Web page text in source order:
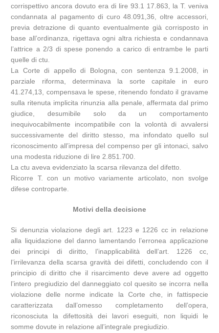
corrispettivo ancora dovuto era di lire 93.1 17.863, la T. veniva
condannata al pagamento di curo 48.091,36, oltre accessori,
previa detrazione di quanto eventualmente già corrisposto in
base all’ordinanza, rigettava ogni altra richiesta e condannava
l’attrice a 2/3 di spese ponendo a carico di entrambe le parti
quelle di ctu.
La Corte di appello di Bologna, con sentenza 9.1.2008, in
parziale riforma, determinava la sorte capitale in euro
41.274,13, compensava le spese, ritenendo fondato il gravame
sulla ritenuta implicita rinunzia alla penale, affermata dal primo
giudice, desumibile solo da un comportamento
inequivocabilmente incompatibile con la volontà di avvalersi
successivamente del diritto stesso, ma infondato quello sul
riconoscimento all’impresa del compenso per gli intonaci, salvo
una modesta riduzione di lire 2.851.700.
La ctu aveva evidenziato la scarsa rilevanza del difetto.
Ricorre T. con un motivo variamente articolato, non svolge
difese controparte.
Motivi della decisione
Si denunzia violazione degli art. 1223 e 1226 cc in relazione
alla liquidazione del danno lamentando l’erronea applicazione
dei principi di diritto, l’inapplicabilità dell’art. 1226 cc,
l’irrilevanza della scarsa gravità dei difetti, concludendo con il
principio di diritto che il risarcimento deve avere ad oggetto
l’intero pregiudizio del danneggiato col quesito se incorra nella
violazione delle norme indicate la Corte che, in fattispecie
caratterizzata dall’omesso completamento dell’opera,
riconosciuta la difettosità dei lavori eseguiti, non liquidi le
somme dovute in relazione all’integrale pregiudizio.